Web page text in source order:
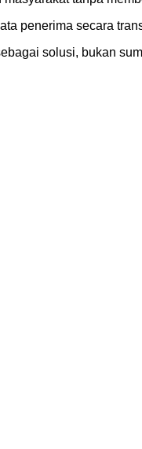
penerima secara
solusi, bukan